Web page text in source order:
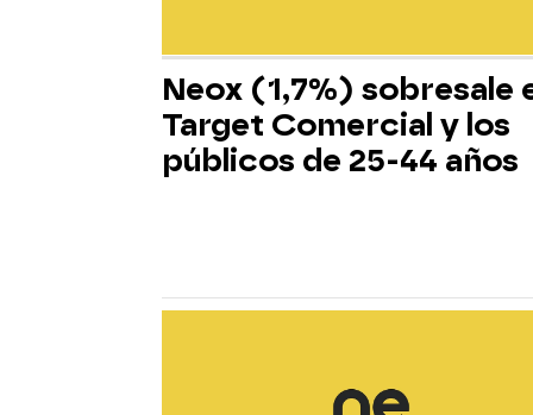
Neox (1,7%) sobresale
Target Comercial y los
públicos de 25-44 años